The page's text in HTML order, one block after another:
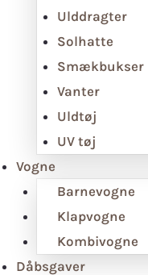
Ulddragter
Solhatte
Smækbukser
Vanter
Uldtøj
UV tøj
Vogne
Barnevogne
Klapvogne
Kombivogne
Dåbsgaver